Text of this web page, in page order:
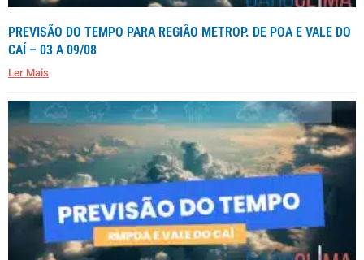
PREVISÃO DO TEMPO PARA REGIÃO METROP. DE POA E VALE DO
CAÍ – 03 A 09/08
Ler Mais